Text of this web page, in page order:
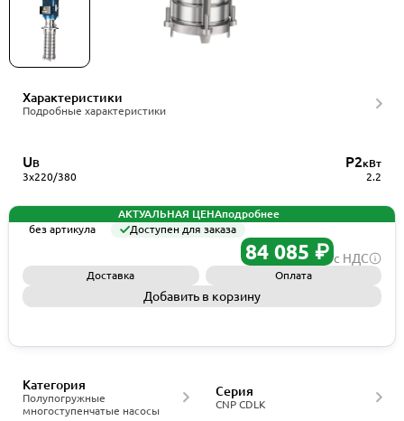
Характеристики
Подробные характеристики
UВ
3x220/380
P2кВт
2.2
АКТУАЛЬНАЯ ЦЕНАподробнее
без артикула
Доступен для заказа
84 085 ₽ с НДС
Доставка Оплата
Добавить в корзину
Полупогружные
многоступенчатые насосы
Категория
CNP CDLK
Серия